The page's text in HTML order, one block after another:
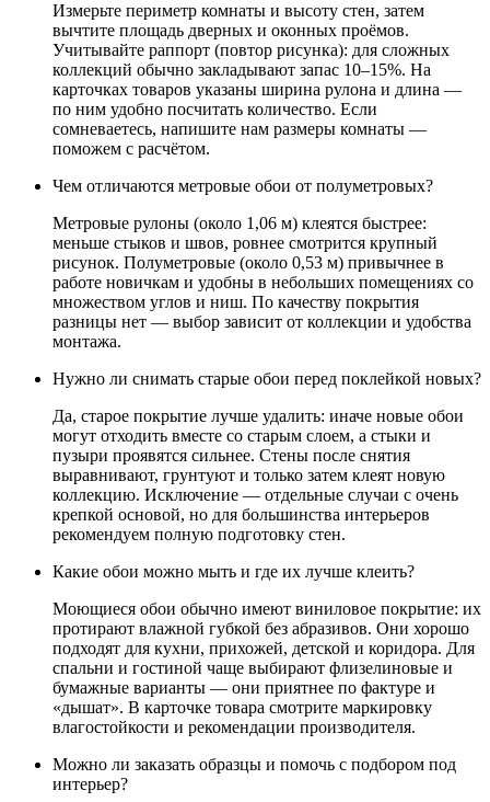
Измерьте периметр комнаты и высоту стен, затем
вычтите площадь дверных и оконных проёмов.
Учитывайте раппорт (повтор рисунка): для сложных
коллекций обычно закладывают запас 10–15%. На
карточках товаров указаны ширина рулона и длина —
по ним удобно посчитать количество. Если
сомневаетесь, напишите нам размеры комнаты —
поможем с расчётом.
Чем отличаются метровые обои от полуметровых?
Метровые рулоны (около 1,06 м) клеятся быстрее:
меньше стыков и швов, ровнее смотрится крупный
рисунок. Полуметровые (около 0,53 м) привычнее в
работе новичкам и удобны в небольших помещениях со
множеством углов и ниш. По качеству покрытия
разницы нет — выбор зависит от коллекции и удобства
монтажа.
Нужно ли снимать старые обои перед поклейкой новых?
Да, старое покрытие лучше удалить: иначе новые обои
могут отходить вместе со старым слоем, а стыки и
пузыри проявятся сильнее. Стены после снятия
выравнивают, грунтуют и только затем клеят новую
коллекцию. Исключение — отдельные случаи с очень
крепкой основой, но для большинства интерьеров
рекомендуем полную подготовку стен.
Какие обои можно мыть и где их лучше клеить?
Моющиеся обои обычно имеют виниловое покрытие: их
протирают влажной губкой без абразивов. Они хорошо
подходят для кухни, прихожей, детской и коридора. Для
спальни и гостиной чаще выбирают флизелиновые и
бумажные варианты — они приятнее по фактуре и
«дышат». В карточке товара смотрите маркировку
влагостойкости и рекомендации производителя.
Можно ли заказать образцы и помочь с подбором под
интерьер?